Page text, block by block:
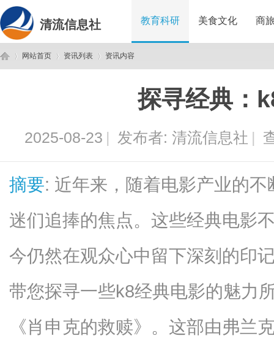
清流信息社 教育科研 美食文化 商
网站首页 资讯列表 资讯内容
探寻经典：
2025-08-23 | 发布者: 清流信息社 |
摘要: 近年来，随着电影产业的
迷们追捧的焦点。这些经典电影
今仍然在观众心中留下深刻的印
带您探寻一些k8经典电影的魅力
《肖申克的救赎》。这部由弗兰